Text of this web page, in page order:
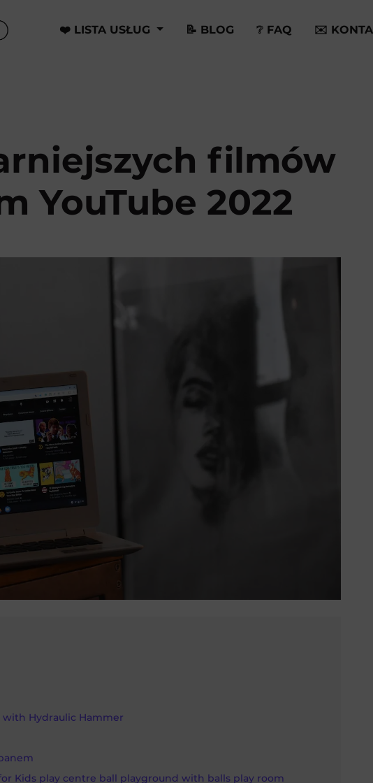
❤️ LISTA USŁUG 📝 BLOG ❔ FAQ ✉️
filmów
YouTube 2022
with Hydraulic Hammer
Kids play centre ball playground with balls play room